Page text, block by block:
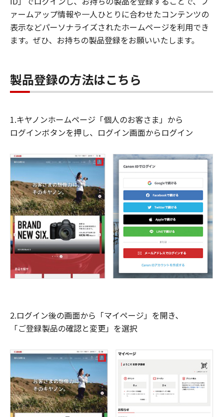
ァームアップ情報や一人ひとりに合わせたコンテンツの
表示などパーソナライズされたホームページを利用でき
ます。ぜひ、お持ちの製品登録をお願いいたします。
製品登録の方法はこちら
1.キヤノンホームページ「個人のお客さま」から
ログインボタンを押し、ログイン画面からログイン
2.ログイン後の画面から「マイページ」を開き、
「ご登録製品の確認と変更」を選択